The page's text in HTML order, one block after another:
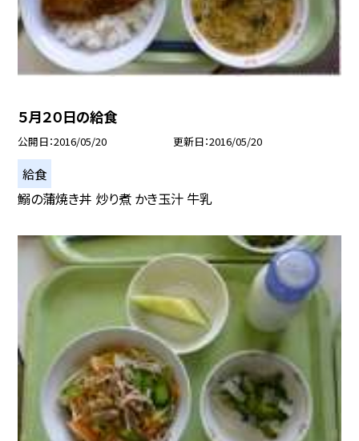
５月２０日の給食
公開日 2016/05/20 更新日 2016/05/20
給食
鰯の蒲焼き丼 炒り煮 かき玉汁 牛乳